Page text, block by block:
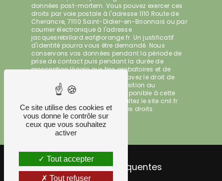
données post-mortem. Vous pouvez exercer ces
droits par voie postale à l'adresse 1110 Route de
Cherancre, 71110 Saint-Didier-en-Brionnais ou par
courrier électronique à l'adresse
jacquesrebillard.eaf@orange.fr. Un justificatif
d'identité pourra vous être demandé. Nous
conservons vos données pendant la période de
prise de contact puis pendant la durée de
prescription légale aux fins probatoires et de
gestion des contentieux. Vous avez le droit de
vous inscrire sur la liste d'opposition au
démarchage téléphonique, disponible à cette
. Consultez le site cnil.fr
pour plus d’informations sur vos droits.
Recherches fréquentes
Ce site utilise des cookies et
vous donne le contrôle sur
ceux que vous souhaitez
activer
Tout accepter
Tout refuser